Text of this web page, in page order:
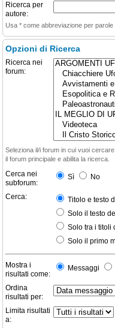
Ricerca per
autore:
Usa * come abbreviazione per parole
Opzioni di Ricerca
Ricerca nei
forum:
Seleziona il/i forum in cui vuoi
il forum principale e abilita la ricerca.
Cerca nei
subforum:
Sì No
Cerca:
Titolo e testo
Solo il testo
Solo tra i titoli
Solo il primo
Mostra i
risultati come:
Messaggi
Ordina
risultati per:
Limita risultati
a: